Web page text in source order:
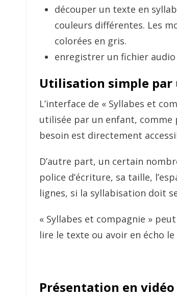
découper un texte en
couleurs différentes. Les
colorées en gris.
enregistrer un fichier
Utilisation simple
L’interface de « Syllabes et
utilisée par un enfant,
besoin est directement
D’autre part, un certain
police d’écriture, sa taille,
lignes, si la syllabisation doit
« Syllabes et compagnie »
lire le texte ou avoir en écho
Présentation en vidéo